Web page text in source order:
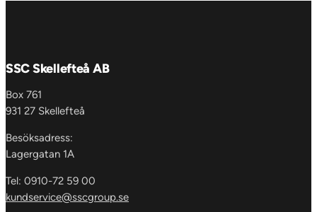
SSC Skellefteå AB
Box 761
931 27 Skellefteå
Besöksadress:
Lagergatan 1A
Tel: 0910-72 59 00
kundservice@sscgroup.se